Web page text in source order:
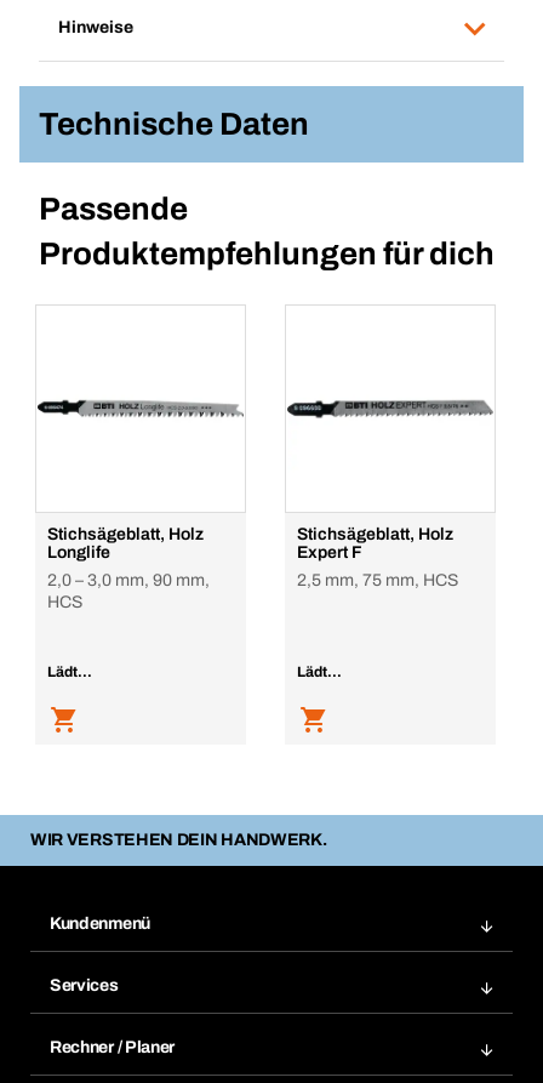
Hinweise
Technische Daten
Passende
Produktempfehlungen für dich
Stichsägeblatt, Holz
Longlife
2,0 – 3,0 mm, 90 mm,
HCS
Lädt...
Stichsägeblatt, Holz
Expert F
2,5 mm, 75 mm, HCS
Lädt...
WIR VERSTEHEN DEIN HANDWERK.
Kundenmenü
Rechnungen
Services
Rechner / Planer